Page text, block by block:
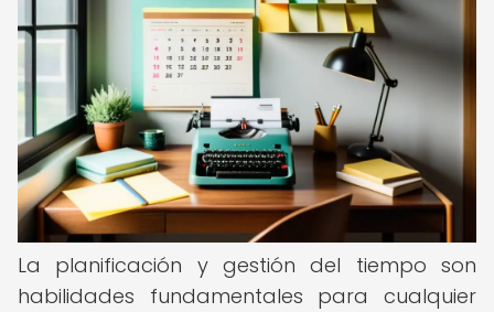
La planificación y gestión del tiempo son
habilidades fundamentales para cualquier